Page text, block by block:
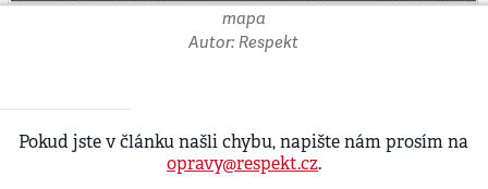
mapa
Autor: Respekt
Pokud jste v článku našli chybu, napište nám prosím na
opravy@respekt.cz.